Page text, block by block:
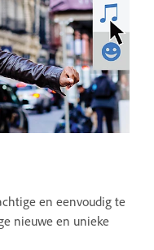
en eenvoudig te
nieuwe en unieke